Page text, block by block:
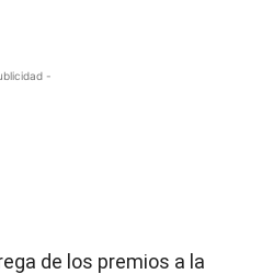
-
de los premios a la